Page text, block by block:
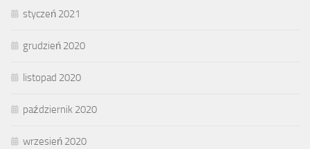
styczeń 2021
grudzień 2020
listopad 2020
październik 2020
wrzesień 2020